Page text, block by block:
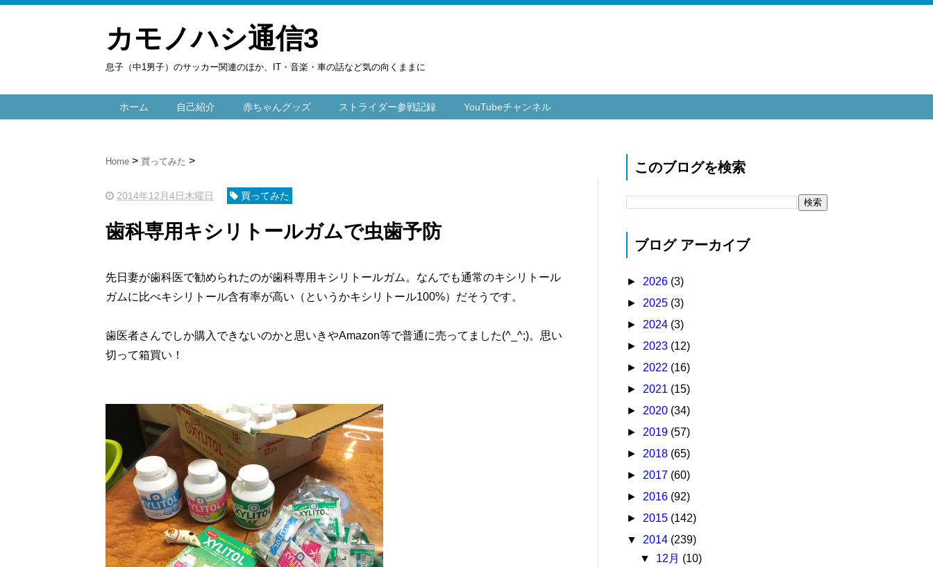
カモノハシ通信3
息子（中1男子）のサッカー関連のほか、IT・音楽・車の話など気の向くままに
ホーム 自己紹介 赤ちゃんグッズ ストライダー参戦記録 YouTubeチャンネル
Home 買ってみた
2014年12月4日木曜日 買ってみた
歯科専用キシリトールガムで虫歯予防
先日妻が歯科医で勧められたのが歯科専用キシリトールガム。なんでも通常のキシリトール
ガムに比べキシリトール含有率が高い（というかキシリトール100%）だそうです。
歯医者さんでしか購入できないのかと思いきやAmazon等で普通に売ってました(^_^;)。思い
切って箱買い！
このブログを検索
ブログ アーカイブ
► 2026 (3)
► 2025 (3)
► 2024 (3)
► 2023 (12)
► 2022 (16)
► 2021 (15)
► 2020 (34)
► 2019 (57)
► 2018 (65)
► 2017 (60)
► 2016 (92)
► 2015 (142)
▼ 2014 (239)
▼ 12月 (10)